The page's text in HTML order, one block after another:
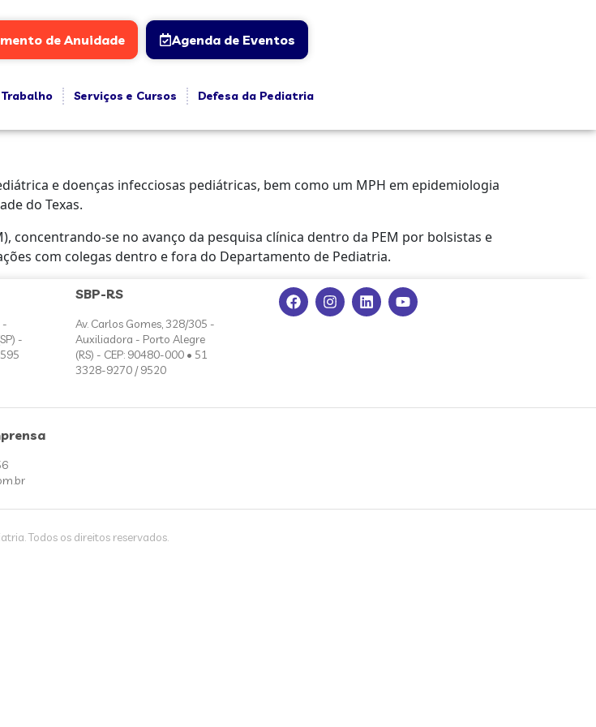
de Anuidade Agenda de Eventos
Serviços e Cursos
Defesa da Pediatria
e doenças infecciosas pediátricas, bem como um MPH em epidemiologia
do Texas.
concentrando-se no avanço da pesquisa clínica dentro da PEM por bolsistas e
com colegas dentro e fora do Departamento de Pediatria.
-
-
SBP-RS
Av. Carlos Gomes, 328/305 -
Auxiliadora - Porto Alegre
(RS) - CEP: 90480-000 • 51
3328-9270 / 9520
Todos os direitos reservados.